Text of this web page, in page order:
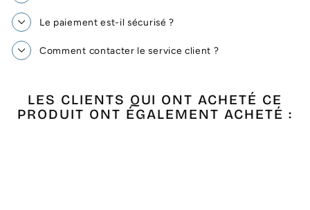
Le paiement est-il sécurisé ?
Comment contacter le service client ?
LES CLIENTS QUI ONT ACHETÉ CE
PRODUIT ONT ÉGALEMENT ACHETÉ :